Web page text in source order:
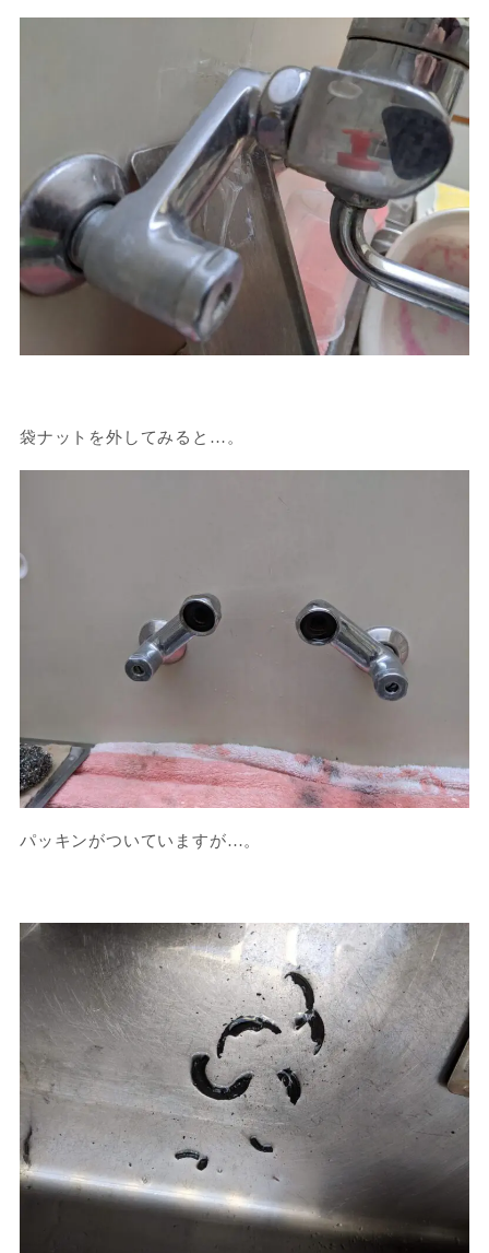
袋ナットを外してみると…。
パッキンがついていますが…。